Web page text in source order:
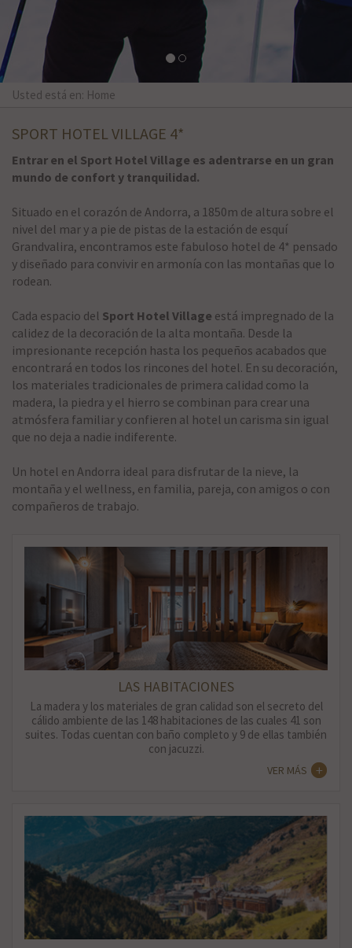
Usted está en: Home
SPORT HOTEL VILLAGE 4*
Entrar en el Sport Hotel Village es adentrarse en un gran
mundo de confort y tranquilidad.
Situado en el corazón de Andorra, a 1850m de altura sobre el
nivel del mar y a pie de pistas de la estación de esquí
Grandvalira, encontramos este fabuloso hotel de 4* pensado
y diseñado para convivir en armonía con las montañas que lo
rodean.
Cada espacio del Sport Hotel Village está impregnado de la
calidez de la decoración de la alta montaña. Desde la
impresionante recepción hasta los pequeños acabados que
encontrará en todos los rincones del hotel. En su decoración,
los materiales tradicionales de primera calidad como la
madera, la piedra y el hierro se combinan para crear una
atmósfera familiar y confieren al hotel un carisma sin igual
que no deja a nadie indiferente.
Un hotel en Andorra ideal para disfrutar de la nieve, la
montaña y el wellness, en familia, pareja, con amigos o con
compañeros de trabajo.
LAS HABITACIONES
La madera y los materiales de gran calidad son el secreto del
cálido ambiente de las 148 habitaciones de las cuales 41 son
suites. Todas cuentan con baño completo y 9 de ellas también
con jacuzzi.
VER MÁS